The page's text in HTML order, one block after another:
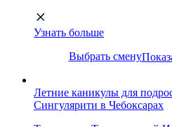
Узнать больше
Выбрать смену
Летние каникулы для
Сингулярити в Чебоксарах